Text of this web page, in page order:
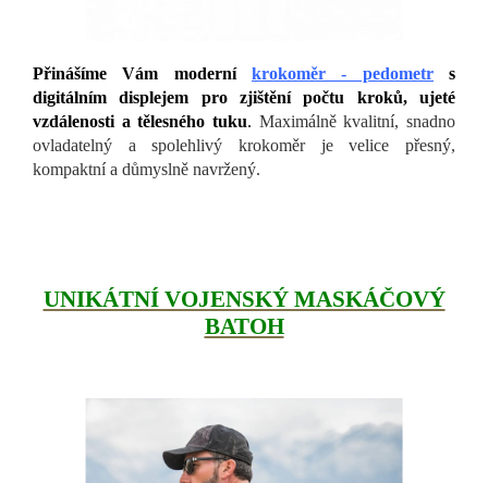
Přinášíme Vám moderní krokoměr - pedometr
s
digitálním displejem pro zjištění počtu kroků, ujeté
vzdálenosti a tělesného tuku. Maximálně kvalitní, snadno
ovladatelný a spolehlivý krokoměr je velice přesný,
kompaktní a důmyslně navržený.
UNIKÁTNÍ VOJENSKÝ MASKÁČOVÝ
BATOH